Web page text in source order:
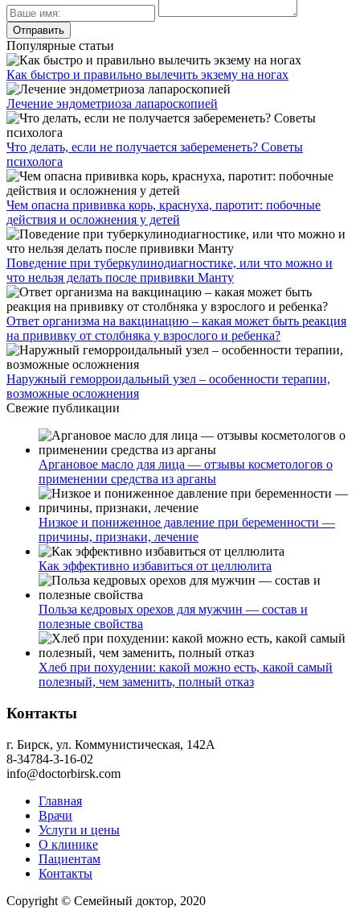
Популярные статьи
Как быстро и правильно вылечить экзему на ногах
Лечение эндометриоза лапароскопией
Что делать, если не получается забеременеть? Советы
психолога
Чем опасна прививка корь, краснуха, паротит: побочные
действия и осложнения у детей
Поведение при туберкулинодиагностике, или что можно и
что нельзя делать после прививки Манту
Ответ организма на вакцинацию – какая может быть реакция
на прививку от столбняка у взрослого и ребенка?
Наружный геморроидальный узел – особенности терапии,
возможные осложнения
Свежие публикации
Аргановое масло для лица — отзывы косметологов о
применении средства из арганы
Низкое и пониженное давление при беременности —
причины, признаки, лечение
Как эффективно избавиться от целлюлита
Польза кедровых орехов для мужчин — состав и
полезные свойства
Хлеб при похудении: какой можно есть, какой самый
полезный, чем заменить, полный отказ
Контакты
г. Бирск, ул. Коммунистическая, 142А
8-34784-3-16-02
info@doctorbirsk.com
Главная
Врачи
Услуги и цены
О клинике
Пациентам
Контакты
Copyright © Семейный доктор, 2020